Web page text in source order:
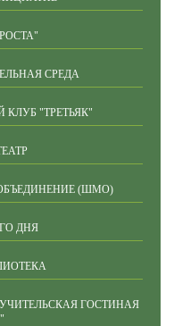
СРЕДА
"ТРЕТЬЯК"
(ШМО)
ДНЯ
ГОСТИНАЯ